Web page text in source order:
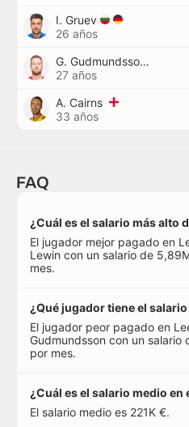
I. Gruev
26 años
G. Gudmundsson
27 años
A. Cairns
33 años
FAQ
¿Cuál es el salario más alto
El jugador mejor pagado en
Lewin con un salario de
mes.
¿Qué jugador tiene el
El jugador peor pagado en
Gudmundsson con un
por mes.
¿Cuál es el salario medio en
El salario medio es 221K €.